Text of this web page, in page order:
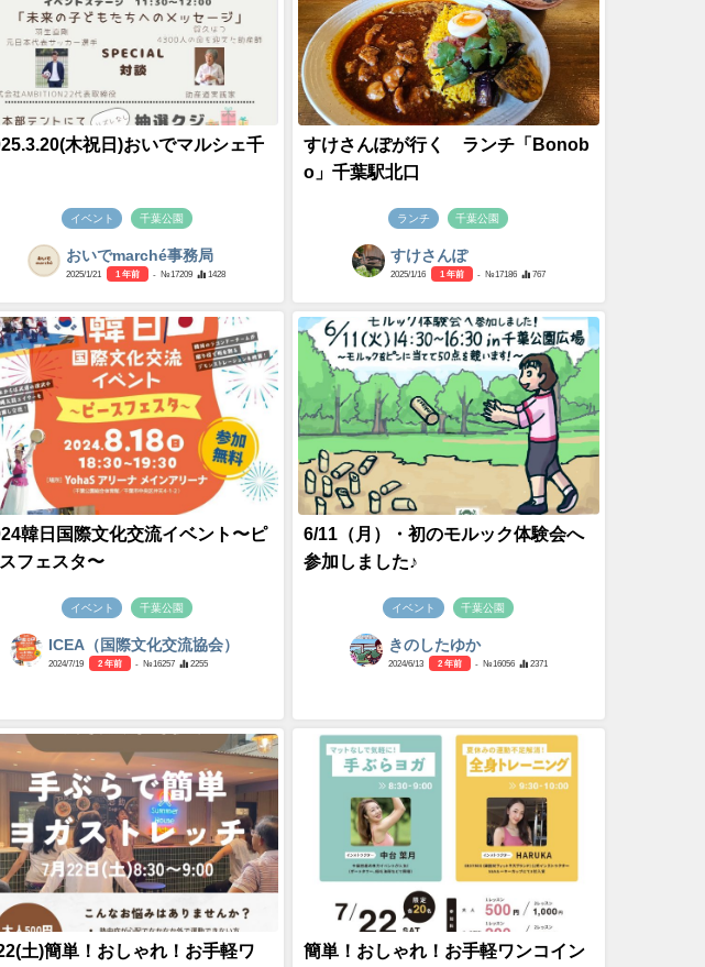
木祝日)おいでマルシェ千
イベント 千葉公園
おいでmarché事務局
2025/1/21 1 年前 - №17209 1428
すけさんぽが行く ランチ「Bonob
o」千葉駅北口
ランチ 千葉公園
すけさんぽ
2025/1/16 1 年前 - №17186 767
韓日国際文化交流イベント〜ピ
フェスタ〜
イベント 千葉公園
ICEA（国際文化交流協会）
2024/7/19 2 年前 - №16257 2255
6/11（月）・初のモルック体験会へ
参加しました♪
イベント 千葉公園
きのしたゆか
2024/6/13 2 年前 - №16056 2371
土)簡単！おしゃれ！お手軽ワ
簡単！おしゃれ！お手軽ワンコイン